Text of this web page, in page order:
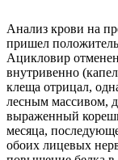
Анализ крови на
пришел
Аци­кловир
внутривенно
клеща отрицал,
лесным массивом,
выраженный
месяца,
обоих лицевых